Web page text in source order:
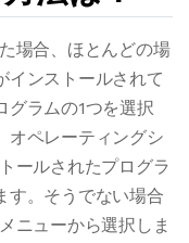
場合、ほとんどの場
インストールされて
グラムの1つを選択
オペレーティングシ
ールされたプログラ
す。そうでない場合
ニューから選択しま